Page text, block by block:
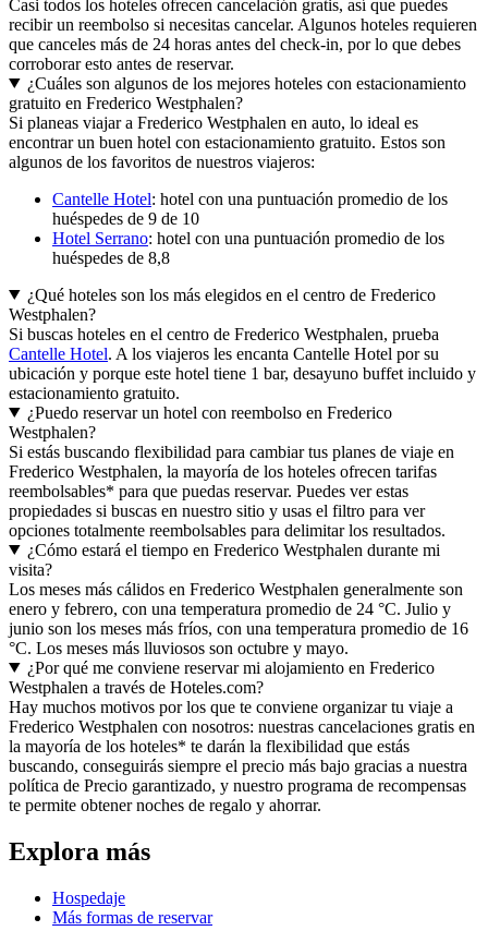
Casi todos los hoteles ofrecen cancelación gratis, así que puedes
recibir un reembolso si necesitas cancelar. Algunos hoteles requieren
que canceles más de 24 horas antes del check-in, por lo que debes
corroborar esto antes de reservar.
¿Cuáles son algunos de los mejores hoteles con estacionamiento
gratuito en Frederico Westphalen?
Si planeas viajar a Frederico Westphalen en auto, lo ideal es
encontrar un buen hotel con estacionamiento gratuito. Estos son
algunos de los favoritos de nuestros viajeros:
Cantelle Hotel: hotel con una puntuación promedio de los
huéspedes de 9 de 10
Hotel Serrano: hotel con una puntuación promedio de los
huéspedes de 8,8
¿Qué hoteles son los más elegidos en el centro de Frederico
Westphalen?
Si buscas hoteles en el centro de Frederico Westphalen, prueba
Cantelle Hotel. A los viajeros les encanta Cantelle Hotel por su
ubicación y porque este hotel tiene 1 bar, desayuno buffet incluido y
estacionamiento gratuito.
¿Puedo reservar un hotel con reembolso en Frederico
Westphalen?
Si estás buscando flexibilidad para cambiar tus planes de viaje en
Frederico Westphalen, la mayoría de los hoteles ofrecen tarifas
reembolsables* para que puedas reservar. Puedes ver estas
propiedades si buscas en nuestro sitio y usas el filtro para ver
opciones totalmente reembolsables para delimitar los resultados.
¿Cómo estará el tiempo en Frederico Westphalen durante mi
visita?
Los meses más cálidos en Frederico Westphalen generalmente son
enero y febrero, con una temperatura promedio de 24 °C. Julio y
junio son los meses más fríos, con una temperatura promedio de 16
°C. Los meses más lluviosos son octubre y mayo.
¿Por qué me conviene reservar mi alojamiento en Frederico
Westphalen a través de Hoteles.com?
Hay muchos motivos por los que te conviene organizar tu viaje a
Frederico Westphalen con nosotros: nuestras cancelaciones gratis en
la mayoría de los hoteles* te darán la flexibilidad que estás
buscando, conseguirás siempre el precio más bajo gracias a nuestra
política de Precio garantizado, y nuestro programa de recompensas
te permite obtener noches de regalo y ahorrar.
Explora más
Hospedaje
Más formas de reservar